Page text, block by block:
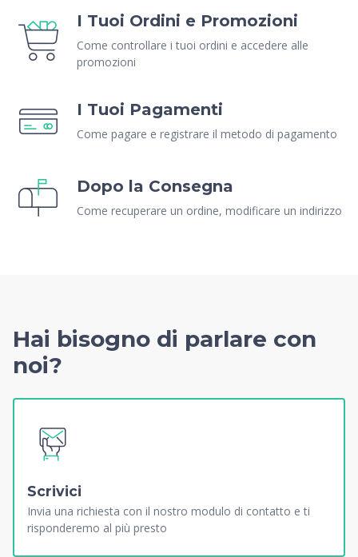
I Tuoi Ordini e Promozioni
Come controllare i tuoi ordini e accedere alle
promozioni
I Tuoi Pagamenti
Come pagare e registrare il metodo di pagamento
Dopo la Consegna
Come recuperare un ordine, modificare un indirizzo
Hai bisogno di parlare con
noi?
Scrivici
Invia una richiesta con il nostro modulo di contatto e ti
risponderemo al più presto